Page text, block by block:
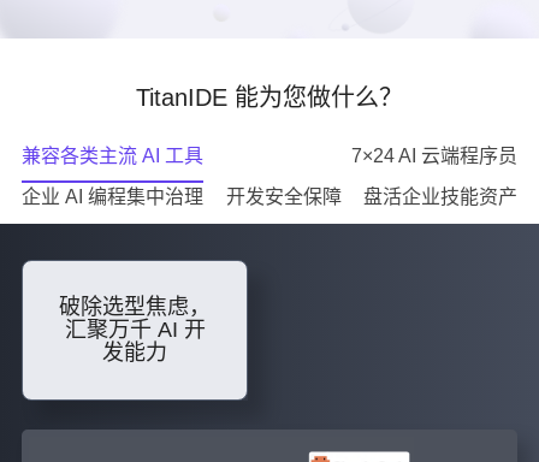
TitanIDE 能为您做什么？
兼容各类主流 AI 工具
7×24 AI 云端程序员
企业 AI 编程集中治理
开发安全保障 盘活企业技能资产
破除选型焦虑，
汇聚万千 AI 开
发能力